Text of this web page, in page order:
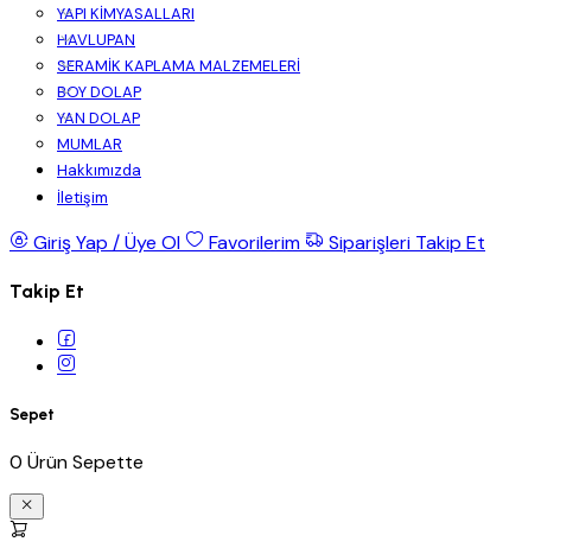
YAPI KİMYASALLARI
HAVLUPAN
SERAMİK KAPLAMA MALZEMELERİ
BOY DOLAP
YAN DOLAP
MUMLAR
Hakkımızda
İletişim
Giriş Yap / Üye Ol Favorilerim Siparişleri Takip Et
Takip Et
Sepet
0 Ürün Sepette